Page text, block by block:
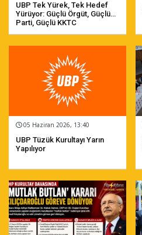
UBP Tek Yürek, Tek Hedef
Yürüyor: Güçlü Örgüt, Güçlü
Parti, Güçlü KKTC
05 Haziran 2026, 13:40
UBP Tüzük Kurultayı Yarın
Yapılıyor